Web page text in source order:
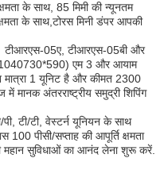
के साथ, 85 मिमी की न्यूनतम
के साथ,टोरस मिनी डंपर आपकी
05ए, टीआरएस-05बी और
एम 3 और आयाम
1 यूनिट है और कीमत 2300
मानक अंतरराष्ट्रीय समुद्री शिपिंग
टी/टी, वेस्टर्न यूनियन के साथ
100 पीसी/सप्ताह की आपूर्ति क्षमता
महान सुविधाओं का आनंद लेना शुरू करें.